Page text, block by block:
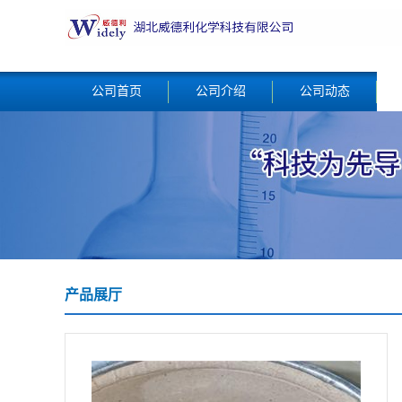
公司首页 公司介绍 公司动态
产品展厅